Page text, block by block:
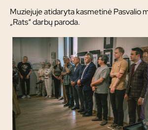
Muziejuje atidaryta kasmetinė Pasvalio
„Rats“ darbų paroda.